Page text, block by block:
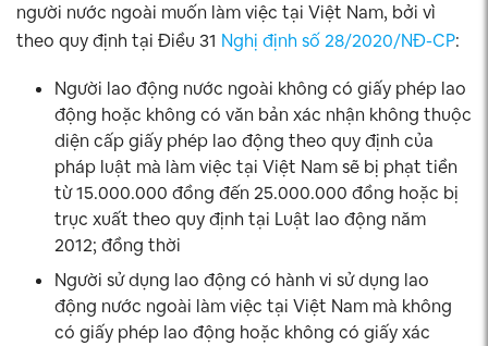
người nước ngoài muốn làm việc tại Việt Nam, bởi vì
theo quy định tại Điều 31 Nghị định số 28/2020/NĐ-CP:
Người lao động nước ngoài không có giấy phép lao
động hoặc không có văn bản xác nhận không thuộc
diện cấp giấy phép lao động theo quy định của
pháp luật mà làm việc tại Việt Nam sẽ bị phạt tiền
từ 15.000.000 đồng đến 25.000.000 đồng hoặc bị
trục xuất theo quy định tại Luật lao động năm
2012; đồng thời
Người sử dụng lao động có hành vi sử dụng lao
động nước ngoài làm việc tại Việt Nam mà không
có giấy phép lao động hoặc không có giấy xác